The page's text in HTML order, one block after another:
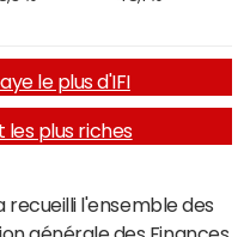
le plus d'IFI
les plus riches
recueilli l'ensemble des